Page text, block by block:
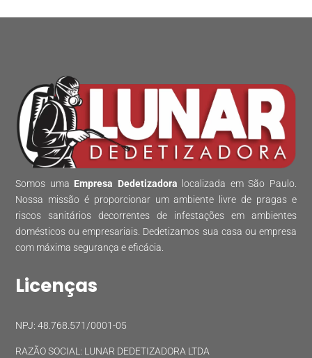
Somos uma Empresa Dedetizadora localizada em São Paulo.
Nossa missão é proporcionar um ambiente livre de pragas e
riscos sanitários decorrentes de infestações em ambientes
domésticos ou empresariais. Dedetizamos sua casa ou empresa
com máxima segurança e eficácia.
Licenças
NPJ: 48.768.571/0001-05
RAZÃO SOCIAL: LUNAR DEDETIZADORA LTDA